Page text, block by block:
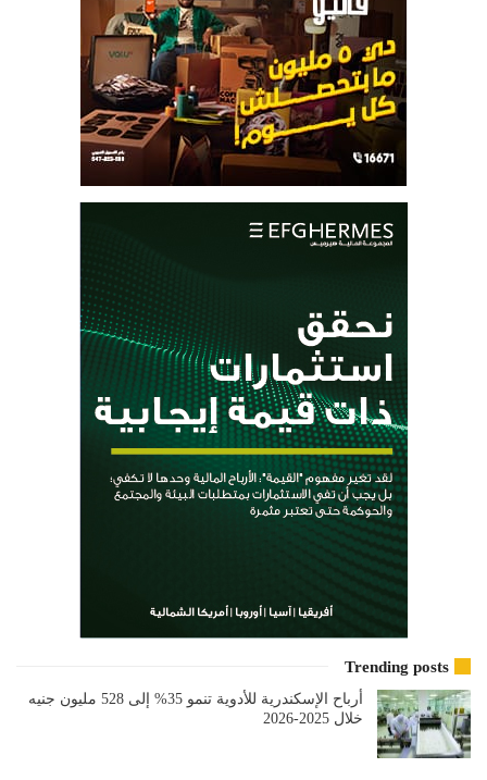
Trending posts
أرباح الإسكندرية للأدوية تنمو 35% إلى 528 مليون جنيه
خلال 2025-2026